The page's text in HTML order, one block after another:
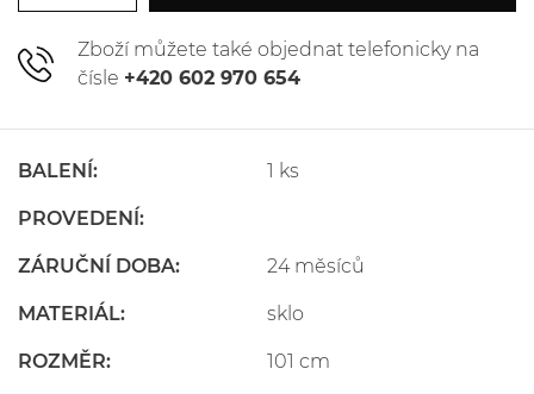
Zboží můžete také objednat telefonicky na
čísle +420 602 970 654
BALENÍ: 1 ks
PROVEDENÍ:
ZÁRUČNÍ DOBA: 24 měsíců
MATERIÁL: sklo
ROZMĚR: 101 cm